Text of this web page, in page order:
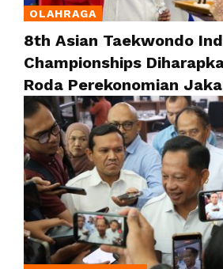
OLAHRAGA
8th Asian Taekwondo
Championships
Roda Perekonomian